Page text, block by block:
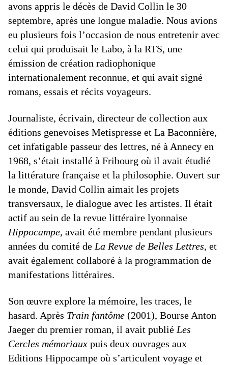
avons appris le décès de David Collin le 30
septembre, après une longue maladie. Nous avions
eu plusieurs fois l’occasion de nous entretenir avec
celui qui produisait le Labo, à la RTS, une
émission de création radiophonique
internationalement reconnue, et qui avait signé
romans, essais et récits voyageurs.
Journaliste, écrivain, directeur de collection aux
éditions genevoises Metispresse et La Baconnière,
cet infatigable passeur des lettres, né à Annecy en
1968, s’était installé à Fribourg où il avait étudié
la littérature française et la philosophie. Ouvert sur
le monde, David Collin aimait les projets
transversaux, le dialogue avec les artistes. Il était
actif au sein de la revue littéraire lyonnaise
Hippocampe, avait été membre pendant plusieurs
années du comité de La Revue de Belles Lettres, et
avait également collaboré à la programmation de
manifestations littéraires.
Son œuvre explore la mémoire, les traces, le
hasard. Après Train fantôme (2001), Bourse Anton
Jaeger du premier roman, il avait publié Les
Cercles mémoriaux puis deux ouvrages aux
Editions Hippocampe où s’articulent voyage et